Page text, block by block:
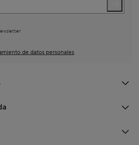
de datos personales